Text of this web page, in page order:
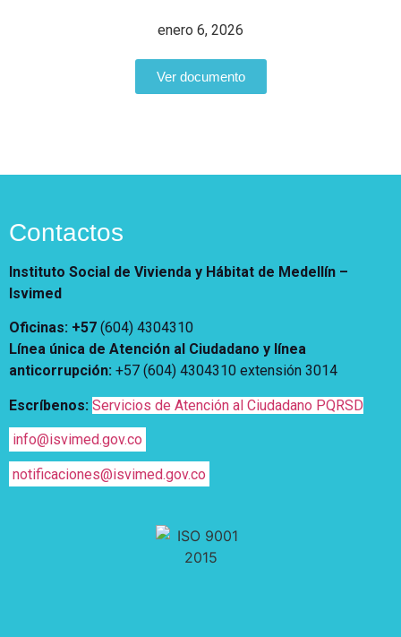
Vivienda un proyecto
Acompañamiento Social
¿Qué es el ISVIMED?
fuente
Contraste
Centro de relevo
Más Información sobre Accesibilidad
enero 6, 2026
Ver documento
Contactos
Instituto Social de Vivienda y Hábitat de Medellín –
Isvimed
Oficinas: +57 (604) 4304310
Línea única de Atención al Ciudadano y línea
anticorrupción: +57 (604) 4304310 extensión 3014
Escríbenos: Servicios de Atención al Ciudadano PQRSD
info@isvimed.gov.co
notificaciones@isvimed.gov.co